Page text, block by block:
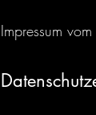
Impressum vom